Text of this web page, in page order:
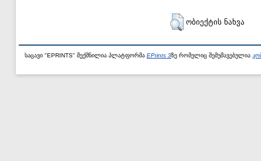
ობიექტის ნახვა
საცავი "EPRINTS" შექმნილია პლატფორმა EPrints 3ზე რომელიც შემუშავებულია